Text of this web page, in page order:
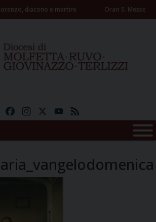
diacono e martire Orari S. Messe
FacebookInstagramYouTube